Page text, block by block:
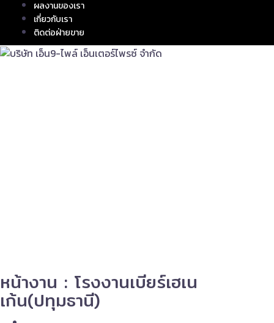
ผลงานของเรา
เกี่ยวกับเรา
ติดต่อฝ่ายขาย
หน้างาน : โรงงานเบียร์เฮเน
เก้น(ปทุมธานี)